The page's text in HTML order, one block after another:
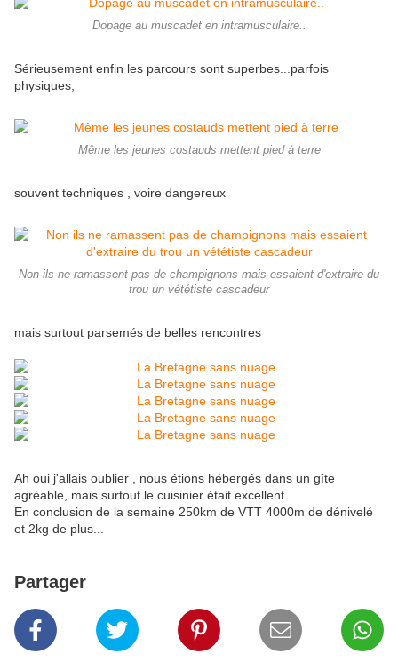
Dopage au muscadet en intramusculaire..
Sérieusement enfin les parcours sont superbes...parfois
physiques,
Même les jeunes costauds mettent pied à terre
souvent techniques , voire dangereux
Non ils ne ramassent pas de champignons mais essaient d'extraire du
trou un vététiste cascadeur
mais surtout parsemés de belles rencontres
Ah oui j'allais oublier , nous étions hébergés dans un gîte
agréable, mais surtout le cuisinier était excellent.
En conclusion de la semaine 250km de VTT 4000m de dénivelé
et 2kg de plus...
Partager